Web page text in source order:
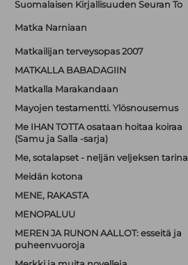
Suomalaisen Kirjallisuuden Seuran To
Matka Narniaan
Matkailijan terveysopas 2007
MATKALLA BABADAGIIN
Matkalla Marakandaan
Mayojen testamentti. Ylösnousemus
Me IHAN TOTTA osataan hoitaa koiraa
(Samu ja Salla -sarja)
Me, sotalapset - neljän veljeksen tarina
Meidän kotona
MENE, RAKASTA
MENOPALUU
MEREN JA RUNON AALLOT: esseitä ja
puheenvuoroja